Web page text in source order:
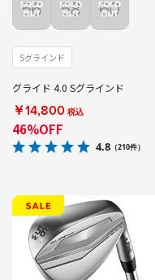
Sグラインド
グライド 4.0 Sグラインド
￥14,800 税込
46%OFF
4.8 （210件）